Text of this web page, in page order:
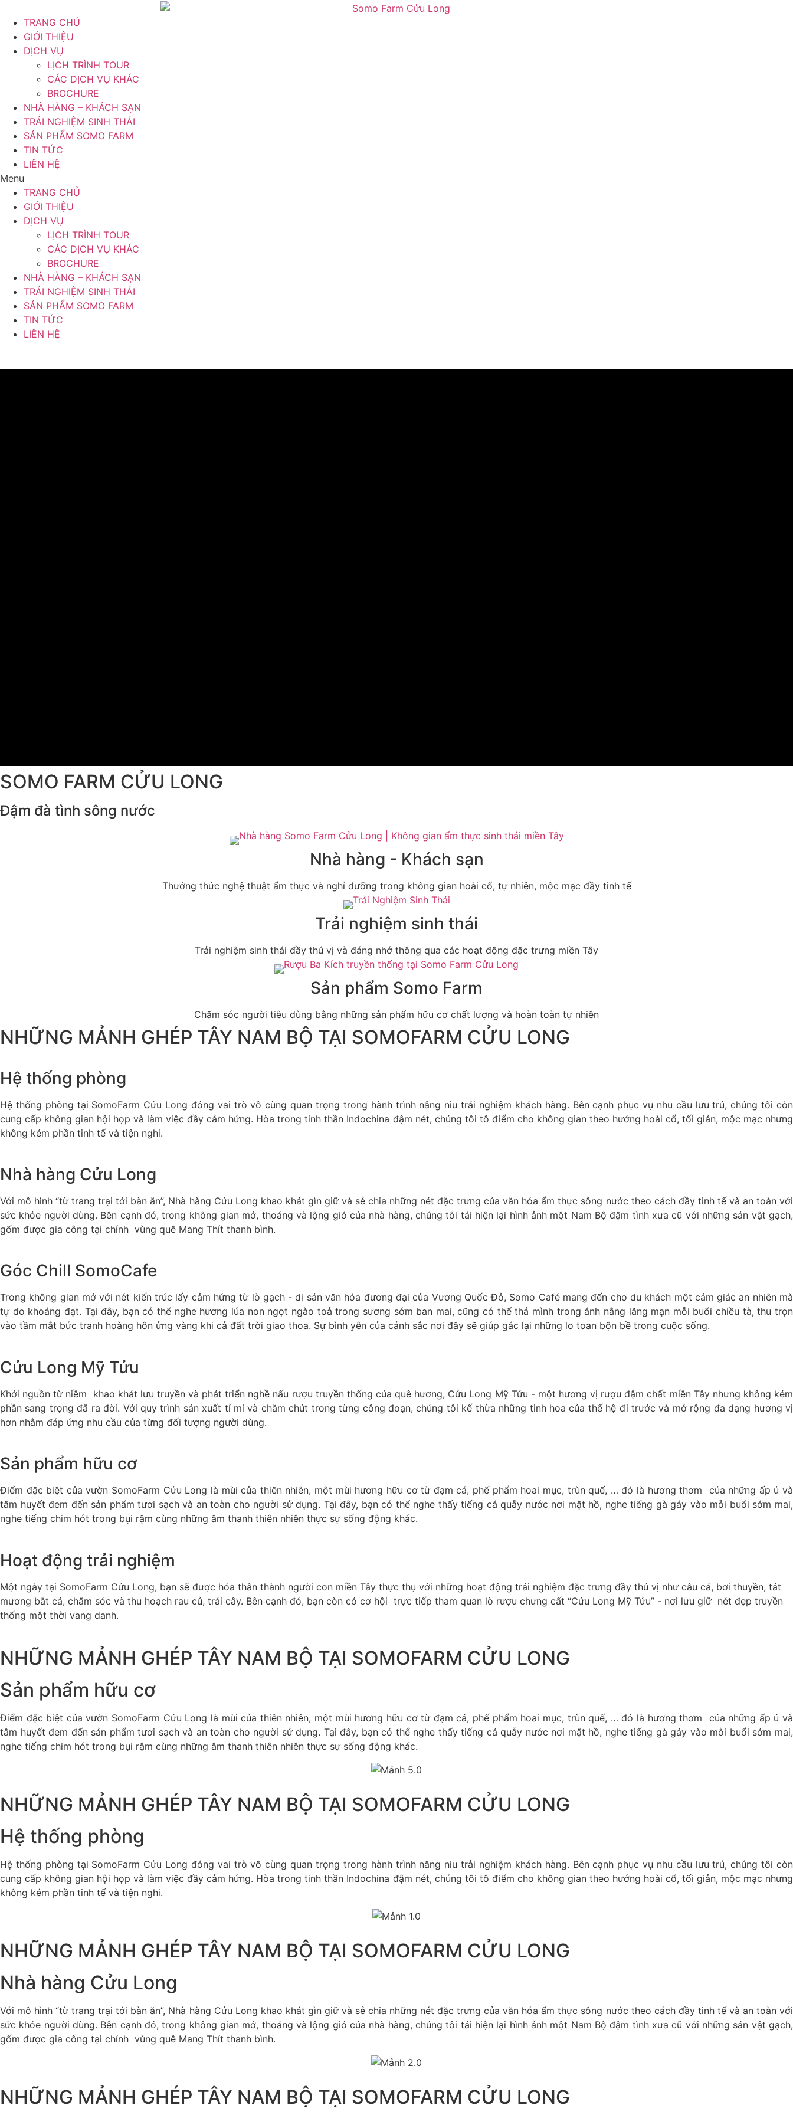
đến
dung
TRANG CHỦ
GIỚI THIỆU
DỊCH VỤ
LỊCH TRÌNH TOUR
CÁC DỊCH VỤ KHÁC
BROCHURE
NHÀ HÀNG – KHÁCH SẠN
TRẢI NGHIỆM SINH THÁI
SẢN PHẨM SOMO FARM
TIN TỨC
LIÊN HỆ
Menu
TRANG CHỦ
GIỚI THIỆU
DỊCH VỤ
LỊCH TRÌNH TOUR
CÁC DỊCH VỤ KHÁC
BROCHURE
NHÀ HÀNG – KHÁCH SẠN
TRẢI NGHIỆM SINH THÁI
SẢN PHẨM SOMO FARM
TIN TỨC
LIÊN HỆ
SOMO FARM CỬU LONG
Đậm đà tình sông nước
Nhà hàng - Khách sạn
Thưởng thức nghệ thuật ẩm thực và nghỉ dưỡng trong không gian hoài cổ, tự nhiên, mộc mạc đầy tinh tế
Trải nghiệm sinh thái
Trải nghiệm sinh thái đầy thú vị và đáng nhớ thông qua các hoạt động đặc trưng miền Tây
Sản phẩm Somo Farm
Chăm sóc người tiêu dùng bằng những sản phẩm hữu cơ chất lượng và hoàn toàn tự nhiên
NHỮNG MẢNH GHÉP TÂY NAM BỘ TẠI SOMOFARM CỬU LONG
Hệ thống phòng
Hệ thống phòng tại SomoFarm Cửu Long đóng vai trò vô cùng quan trọng trong hành trình nâng niu trải nghiệm khách hàng. Bên cạnh phục vụ nhu cầu lưu trú, chúng tôi còn
cung cấp không gian hội họp và làm việc đầy cảm hứng. Hòa trong tinh thần Indochina đậm nét, chúng tôi tô điểm cho không gian theo hướng hoài cổ, tối giản, mộc mạc nhưng
không kém phần tinh tế và tiện nghi.
Nhà hàng Cửu Long
Với mô hình “từ trang trại tới bàn ăn”, Nhà hàng Cửu Long khao khát gìn giữ và sẻ chia những nét đặc trưng của văn hóa ẩm thực sông nước theo cách đầy tinh tế và an toàn với
sức khỏe người dùng. Bên cạnh đó, trong không gian mở, thoáng và lộng gió của nhà hàng, chúng tôi tái hiện lại hình ảnh một Nam Bộ đậm tình xưa cũ với những sản vật gạch,
gốm được gia công tại chính vùng quê Mang Thít thanh bình.
Góc Chill SomoCafe
Trong không gian mở với nét kiến trúc lấy cảm hứng từ lò gạch - di sản văn hóa đương đại của Vương Quốc Đỏ, Somo Café mang đến cho du khách một cảm giác an nhiên mà
tự do khoáng đạt. Tại đây, bạn có thể nghe hương lúa non ngọt ngào toả trong sương sớm ban mai, cũng có thể thả mình trong ánh nắng lãng mạn mỗi buổi chiều tà, thu trọn
vào tầm mắt bức tranh hoàng hôn ửng vàng khi cả đất trời giao thoa. Sự bình yên của cảnh sắc nơi đây sẽ giúp gác lại những lo toan bộn bề trong cuộc sống.
Cửu Long Mỹ Tửu
Khởi nguồn từ niềm khao khát lưu truyền và phát triển nghề nấu rượu truyền thống của quê hương, Cửu Long Mỹ Tửu - một hương vị rượu đậm chất miền Tây nhưng không kém
phần sang trọng đã ra đời. Với quy trình sản xuất tỉ mỉ và chăm chút trong từng công đoạn, chúng tôi kế thừa những tinh hoa của thế hệ đi trước và mở rộng đa dạng hương vị
hơn nhằm đáp ứng nhu cầu của từng đối tượng người dùng.
Sản phẩm hữu cơ
Điểm đặc biệt của vườn SomoFarm Cửu Long là mùi của thiên nhiên, một mùi hương hữu cơ từ đạm cá, phế phẩm hoai mục, trùn quế, … đó là hương thơm của những ấp ủ và
tâm huyết đem đến sản phẩm tươi sạch và an toàn cho người sử dụng. Tại đây, bạn có thể nghe thấy tiếng cá quẫy nước nơi mặt hồ, nghe tiếng gà gáy vào mỗi buổi sớm mai,
nghe tiếng chim hót trong bụi rậm cùng những âm thanh thiên nhiên thực sự sống động khác.
Hoạt động trải nghiệm
Một ngày tại SomoFarm Cửu Long, bạn sẽ được hóa thân thành người con miền Tây thực thụ với những hoạt động trải nghiệm đặc trưng đầy thú vị như câu cá, bơi thuyền, tát
mương bắt cá, chăm sóc và thu hoạch rau củ, trái cây. Bên cạnh đó, bạn còn có cơ hội trực tiếp tham quan lò rượu chưng cất “Cửu Long Mỹ Tửu” - nơi lưu giữ nét đẹp truyền
thống một thời vang danh.
NHỮNG MẢNH GHÉP TÂY NAM BỘ TẠI SOMOFARM CỬU LONG
Sản phẩm hữu cơ
Điểm đặc biệt của vườn SomoFarm Cửu Long là mùi của thiên nhiên, một mùi hương hữu cơ từ đạm cá, phế phẩm hoai mục, trùn quế, … đó là hương thơm của những ấp ủ và
tâm huyết đem đến sản phẩm tươi sạch và an toàn cho người sử dụng. Tại đây, bạn có thể nghe thấy tiếng cá quẫy nước nơi mặt hồ, nghe tiếng gà gáy vào mỗi buổi sớm mai,
nghe tiếng chim hót trong bụi rậm cùng những âm thanh thiên nhiên thực sự sống động khác.
NHỮNG MẢNH GHÉP TÂY NAM BỘ TẠI SOMOFARM CỬU LONG
Hệ thống phòng
Hệ thống phòng tại SomoFarm Cửu Long đóng vai trò vô cùng quan trọng trong hành trình nâng niu trải nghiệm khách hàng. Bên cạnh phục vụ nhu cầu lưu trú, chúng tôi còn
cung cấp không gian hội họp và làm việc đầy cảm hứng. Hòa trong tinh thần Indochina đậm nét, chúng tôi tô điểm cho không gian theo hướng hoài cổ, tối giản, mộc mạc nhưng
không kém phần tinh tế và tiện nghi.
NHỮNG MẢNH GHÉP TÂY NAM BỘ TẠI SOMOFARM CỬU LONG
Nhà hàng Cửu Long
Với mô hình “từ trang trại tới bàn ăn”, Nhà hàng Cửu Long khao khát gìn giữ và sẻ chia những nét đặc trưng của văn hóa ẩm thực sông nước theo cách đầy tinh tế và an toàn với
sức khỏe người dùng. Bên cạnh đó, trong không gian mở, thoáng và lộng gió của nhà hàng, chúng tôi tái hiện lại hình ảnh một Nam Bộ đậm tình xưa cũ với những sản vật gạch,
gốm được gia công tại chính vùng quê Mang Thít thanh bình.
NHỮNG MẢNH GHÉP TÂY NAM BỘ TẠI SOMOFARM CỬU LONG